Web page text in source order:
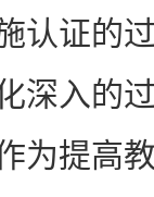
认证的
深入的
为提高